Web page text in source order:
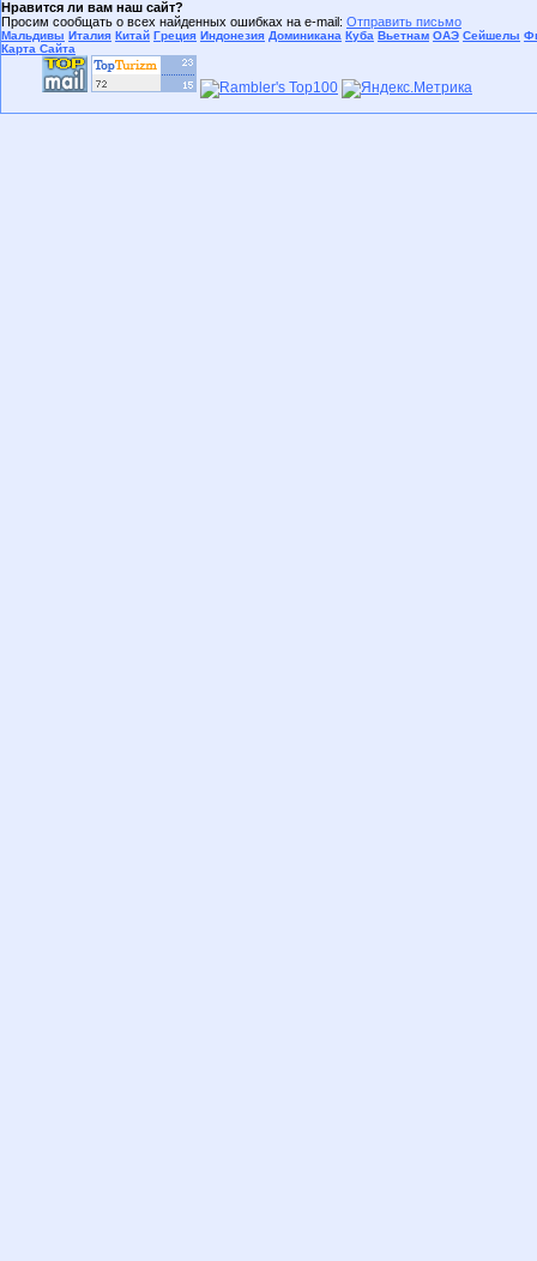
Нравится ли вам наш сайт?
Просим сообщать о всех найденных ошибках на e-mail: Отправить письмо
Мальдивы Италия Китай Греция Индонезия Доминикана Куба Вьетнам ОАЭ Сейшелы
Карта Сайта